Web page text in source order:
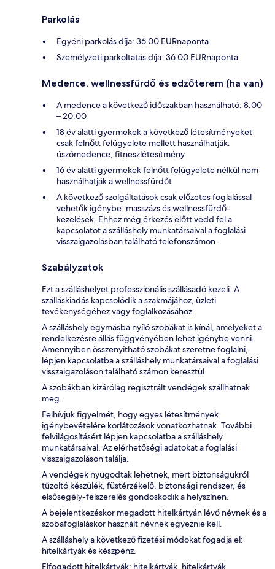
Parkolás
Egyéni parkolás díja: 36.00 EURnaponta
Személyzeti parkoltatás díja: 36.00 EURnaponta
Medence, wellnessfürdő és edzőterem (ha van)
A medence a következő időszakban használható: 8:00
– 20:00
18 év alatti gyermekek a következő létesítményeket
csak felnőtt felügyelete mellett használhatják:
úszómedence, fitneszlétesítmény
16 év alatti gyermekek felnőtt felügyelete nélkül nem
használhatják a wellnessfürdőt
A következő szolgáltatások csak előzetes foglalással
vehetők igénybe: masszázs és wellnessfürdő-
kezelések. Ehhez még érkezés előtt vedd fel a
kapcsolatot a szálláshely munkatársaival a foglalási
visszaigazolásban található telefonszámon.
Szabályzatok
Ezt a szálláshelyet professzionális szállásadó kezeli. A
szálláskiadás kapcsolódik a szakmájához, üzleti
tevékenységéhez vagy foglalkozásához.
A szálláshely egymásba nyíló szobákat is kínál, amelyeket a
rendelkezésre állás függvényében lehet igénybe venni.
Amennyiben összenyitható szobákat szeretne foglalni,
lépjen kapcsolatba a szálláshely munkatársaival a foglalási
visszaigazoláson található számon keresztül.
A szobákban kizárólag regisztrált vendégek szállhatnak
meg.
Felhívjuk figyelmét, hogy egyes létesítmények
igénybevételére korlátozások vonatkozhatnak. További
felvilágosításért lépjen kapcsolatba a szálláshely
munkatársaival. Az elérhetőségi adatokat a foglalási
visszaigazoláson találja.
A vendégek nyugodtak lehetnek, mert biztonságukról
tűzoltó készülék, füstérzékelő, biztonsági rendszer, és
elsősegély-felszerelés gondoskodik a helyszínen.
A bejelentkezéskor megadott hitelkártyán lévő névnek és a
szobafoglaláskor használt névnek egyeznie kell.
A szálláshely a következő fizetési módokat fogadja el:
hitelkártyák és készpénz.
Elfogadott hitelkártyák: hitelkártyák, hitelkártyák,